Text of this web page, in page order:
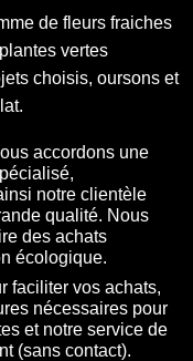
de fleurs fraiches
vertes
choisis, oursons et
accordons une
notre clientèle
qualité. Nous
des achats
écologique.
faciliter vos achats,
nécessaires pour
et notre service de
(sans contact).